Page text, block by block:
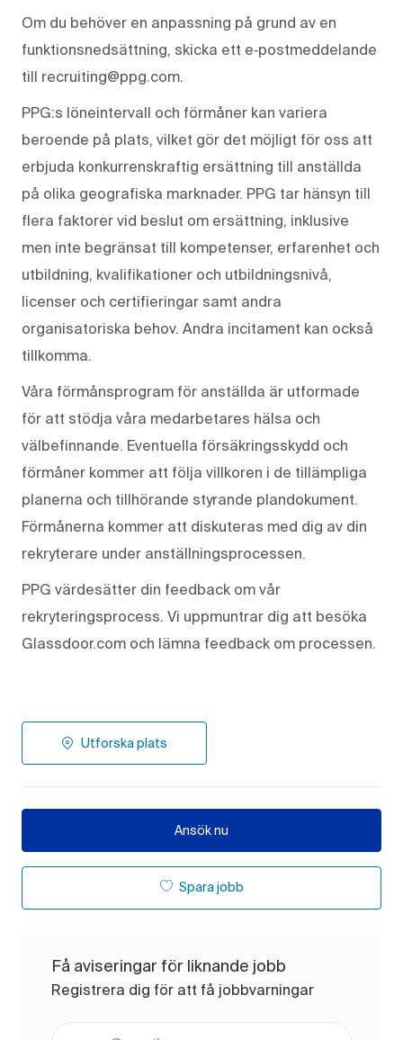
Om du behöver en anpassning på grund av en
funktionsnedsättning, skicka ett e‑postmeddelande
till recruiting@ppg.com.
PPG:s löneintervall och förmåner kan variera
beroende på plats, vilket gör det möjligt för oss att
erbjuda konkurrenskraftig ersättning till anställda
på olika geografiska marknader. PPG tar hänsyn till
flera faktorer vid beslut om ersättning, inklusive
men inte begränsat till kompetenser, erfarenhet och
utbildning, kvalifikationer och utbildningsnivå,
licenser och certifieringar samt andra
organisatoriska behov. Andra incitament kan också
tillkomma.
Våra förmånsprogram för anställda är utformade
för att stödja våra medarbetares hälsa och
välbefinnande. Eventuella försäkringsskydd och
förmåner kommer att följa villkoren i de tillämpliga
planerna och tillhörande styrande plandokument.
Förmånerna kommer att diskuteras med dig av din
rekryterare under anställningsprocessen.
PPG värdesätter din feedback om vår
rekryteringsprocess. Vi uppmuntrar dig att besöka
Glassdoor.com och lämna feedback om processen.
Utforska plats
Ansök nu
Spara jobb
Få aviseringar för liknande jobb
Registrera dig för att få jobbvarningar